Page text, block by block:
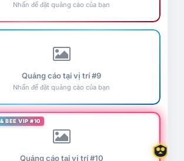
Nhấn để đặt quảng cáo của bạn
Quảng cáo tại vị trí #9
Nhấn để đặt quảng cáo của bạn
BEE VIP #10
Quảng cáo tại vị trí #10